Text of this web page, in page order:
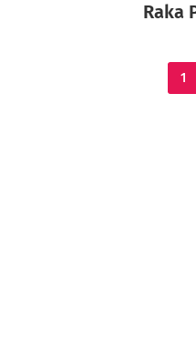
Raka
1